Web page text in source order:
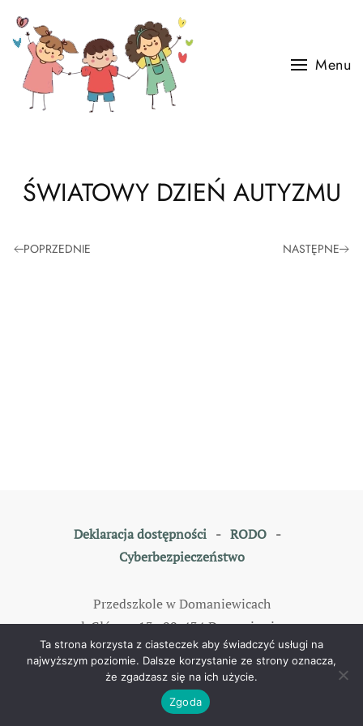
Skip to main content
Menu
ŚWIATOWY DZIEŃ AUTYZMU
POPRZEDNIE NASTĘPNE
Deklaracja dostępności- RODO-
Cyberbezpieczeństwo
Przedszkole w Domaniewicach
ul. Główna 13, 99-434 Domaniewice
tel: 46 838 35 79
All rights reserved. Designed byTOMKAM
Ta strona korzysta z ciasteczek aby świadczyć usługi na
najwyższym poziomie. Dalsze korzystanie ze strony oznacza,
że zgadzasz się na ich użycie.
Zgoda